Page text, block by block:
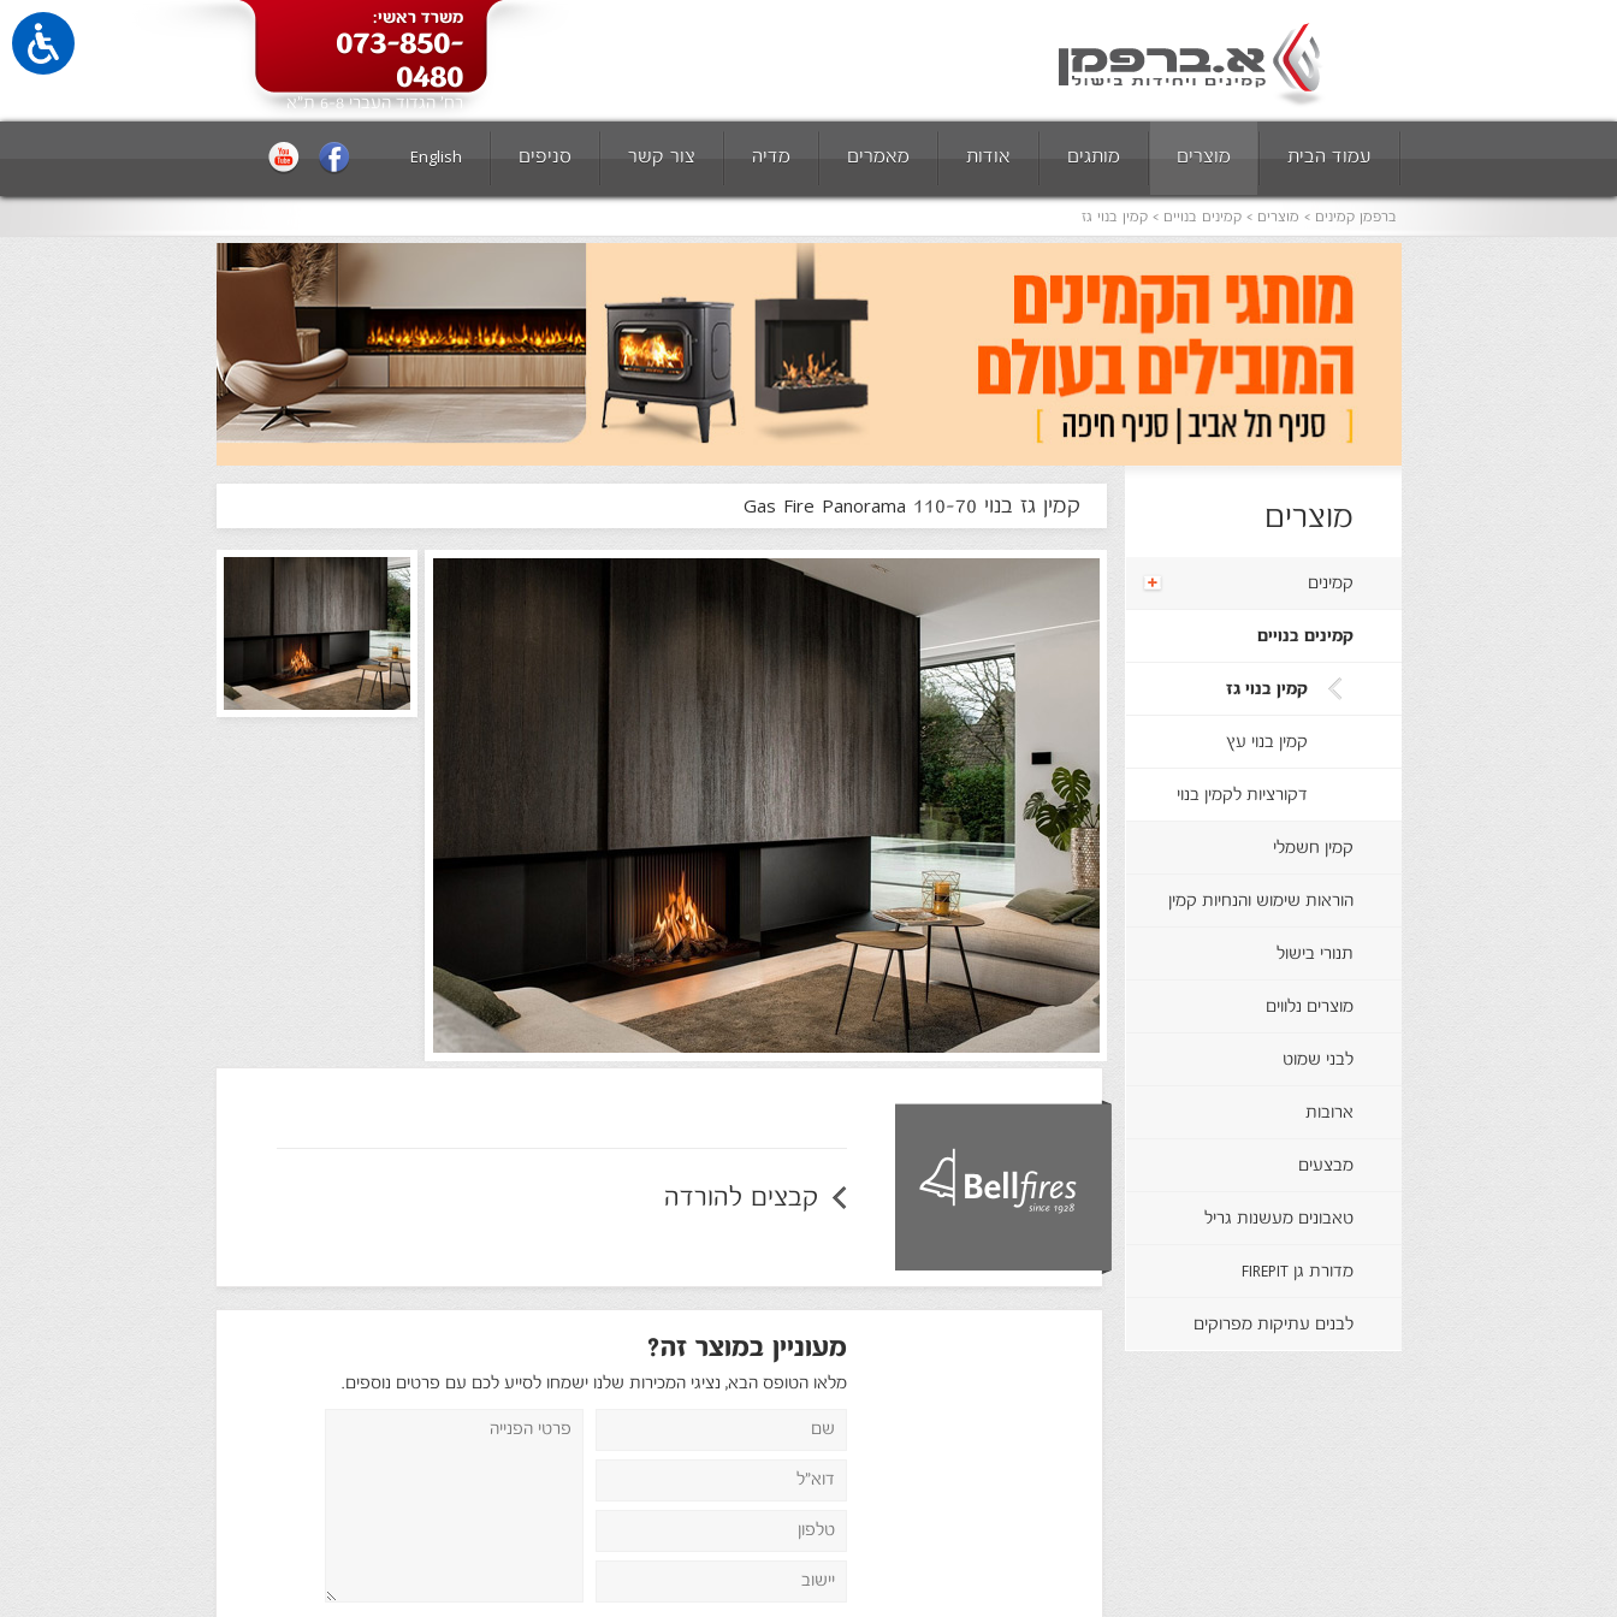
משרד ראשי:
073-850-
0480
רח' הגדוד העברי 6-8 ת"א
עמוד הבית מוצרים מותגים אודות מאמרים מדיה צור קשר סניפים English
ברפמן קמינים מוצרים קמינים בנויים קמין בנוי גז
קמין גז בנוי Gas Fire Panorama 110-70
קבצים להורדה
מעוניין במוצר זה?
מלאו הטופס הבא, נציגי המכירות שלנו ישמחו לסייע לכם עם פרטים נוספים.
מוצרים
קמינים
קמינים בנויים
קמין בנוי גז
קמין בנוי עץ
דקורציות לקמין בנוי
קמין חשמלי
הוראות שימוש והנחיות קמין
תנורי בישול
מוצרים נלווים
לבני שמוט
ארובות
מבצעים
טאבונים מעשנות גריל
מדורת גן FIREPIT
לבנים עתיקות מפרוקים